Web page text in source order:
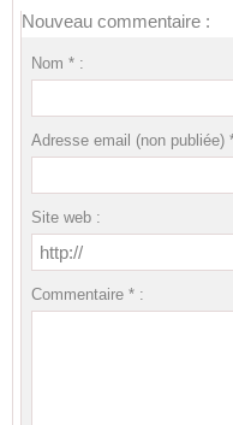
Nouveau commentaire :
Nom * :
Adresse email (non publiée)
Site web :
Commentaire * :